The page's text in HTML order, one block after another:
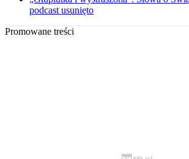
podcast usunięto
Promowane treści